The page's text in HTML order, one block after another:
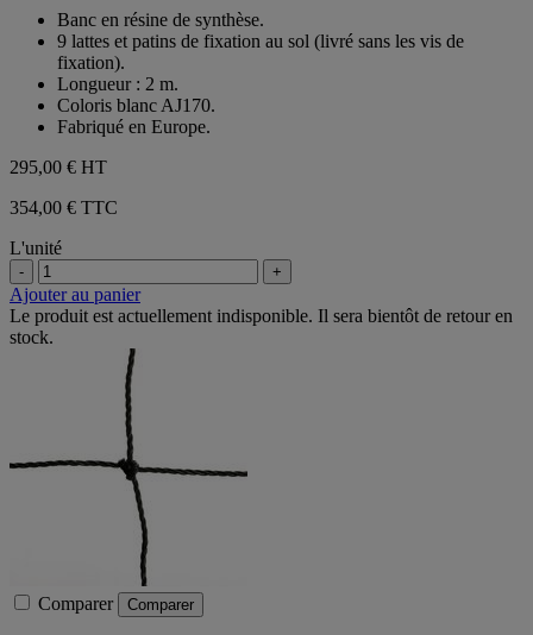
étoiles.
Banc en résine de synthèse.
9 lattes et patins de fixation au sol (livré sans les vis de
fixation).
Longueur : 2 m.
Coloris blanc AJ170.
Fabriqué en Europe.
295,00 € HT
354,00 € TTC
L'unité
- +
Ajouter au panier
Le produit est actuellement indisponible. Il sera bientôt de retour en
stock.
Comparer Comparer